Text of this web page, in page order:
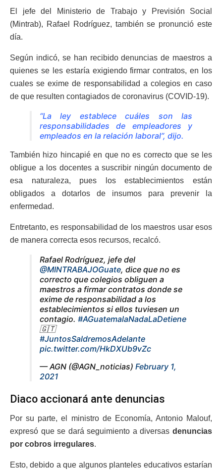
El jefe del Ministerio de Trabajo y Previsión Social
(Mintrab), Rafael Rodríguez, también se pronunció este
día.
Según indicó, se han recibido denuncias de maestros a
quienes se les estaría exigiendo firmar contratos, en los
cuales se exime de responsabilidad a colegios en caso
de que resulten contagiados de coronavirus (COVID-19).
“La ley establece cuáles son las
responsabilidades de empleadores y
empleados en la relación laboral”, dijo.
También hizo hincapié en que no es correcto que se les
obligue a los docentes a suscribir ningún documento de
esa naturaleza, pues los establecimientos están
obligados a dotarlos de insumos para prevenir la
enfermedad.
Entretanto, es responsabilidad de los maestros usar esos
de manera correcta esos recursos, recalcó.
Rafael Rodríguez, jefe del
@MINTRABAJOGuate, dice que no es
correcto que colegios obliguen a
maestros a firmar contratos donde se
exime de responsabilidad a los
establecimientos si ellos tuviesen un
contagio. #AGuatemalaNadaLaDetiene
🇬🇹
#JuntosSaldremosAdelante
pic.twitter.com/HkDXUb9vZc
— AGN (@AGN_noticias) February 1,
2021
Diaco accionará ante denuncias
Por su parte, el ministro de Economía, Antonio Malouf,
expresó que se dará seguimiento a diversas denuncias
por cobros irregulares.
Esto, debido a que algunos planteles educativos estarían